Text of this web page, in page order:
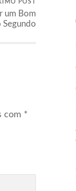
POST
um Bom
Segundo
com *